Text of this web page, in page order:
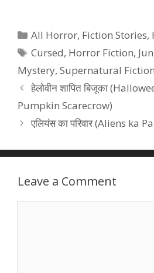
Categories
All Horror, Fiction Stories,
Tags
Cursed, Horror Fiction,
Mystery, Supernatural Fiction
हेलोवीन शापित बिजूका
Pumpkin Scarecrow)
एलियंस का परिवार (Aliens ka
Leave a Comment